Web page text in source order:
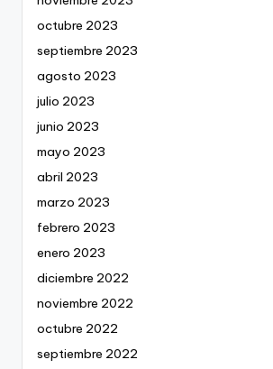
octubre 2023
septiembre 2023
agosto 2023
julio 2023
junio 2023
mayo 2023
abril 2023
marzo 2023
febrero 2023
enero 2023
diciembre 2022
noviembre 2022
octubre 2022
septiembre 2022